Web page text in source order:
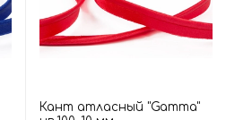
Кант атласный "Gamma"